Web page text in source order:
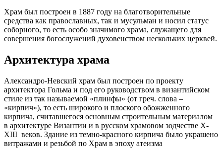
Храм был построен в 1887 году на благотворительные
средства как православных, так и мусульман и носил статус
соборного, то есть особо значимого храма, служащего для
совершения богослужений духовенством нескольких церквей.
Архитектура храма
Александро-Невский храм был построен по проекту
архитектора Гольма и под его руководством в византийском
стиле из так называемой «плинфы» (от греч. слова –
«кирпич»), то есть широкого и плоского обожженного
кирпича, считавшегося основным строительным материалом
в архитектуре Византии и в русском храмовом зодчестве X-
XIII веков. Здание из темно-красного кирпича было украшено
витражами и резьбой по Храм в эпоху атеизма